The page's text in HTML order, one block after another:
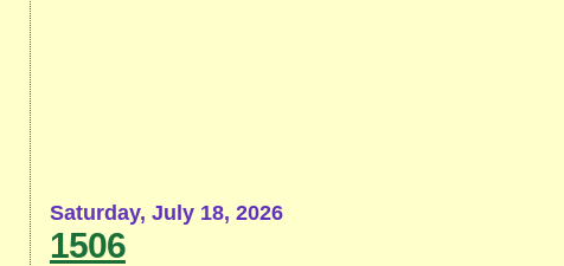
Saturday, July 18, 2026
1506